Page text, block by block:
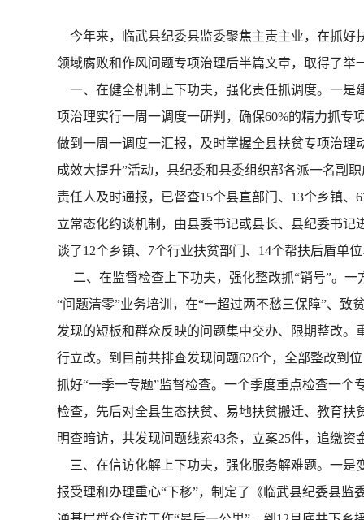
今年来，临武县纪委县监委聚焦主责主业，在抓好
领域腐败和作风问题专项治理后半篇文章，取得了举
一、在健全机制上下功夫，强化责任抓调度。一是
项治理实行一周一调度一研判，确保60%的精力抓
做到一周一调度一汇报，及时掌握全县扶贫专项治理
成效大提升”活动，县纪委和县委组织部各派一名副
责任人及时通报，已督查15个县直部门、13个乡镇
立常态化约谈机制，由县委书记或县长、县纪委书
谈了12个乡镇、7个行业扶贫部门、14个帮扶后盾单
二、在监督检查上下功夫，强化整改抓“销号”。一
“问题清零”业务培训，在“一超过两不愁三保障”、
发现的短板和群众反映的问题集中交办、限期整改
行立改。到目前共排查发现问题626个，全部整改到
抓好“一季一专题”监督检查。一个季度重点检查一
检查，先后对全县生态扶贫、易地扶贫搬迁、教育扶
明查暗访，共发现问题线索43条，立案25件，追缴资
三、在信访化解上下功夫，强化服务解难题。一是
报受理和办理重心“下移”，制定了《临武县纪委县